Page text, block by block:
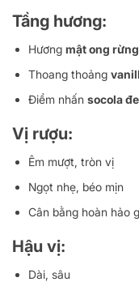
Tầng hương:
Hương mật ong rừng
Thoang thoảng
Điểm nhấn socola
Vị rượu:
Êm mượt, tròn vị
Ngọt nhẹ, béo mịn
Cân bằng hoàn hảo
Hậu vị:
Dài, sâu